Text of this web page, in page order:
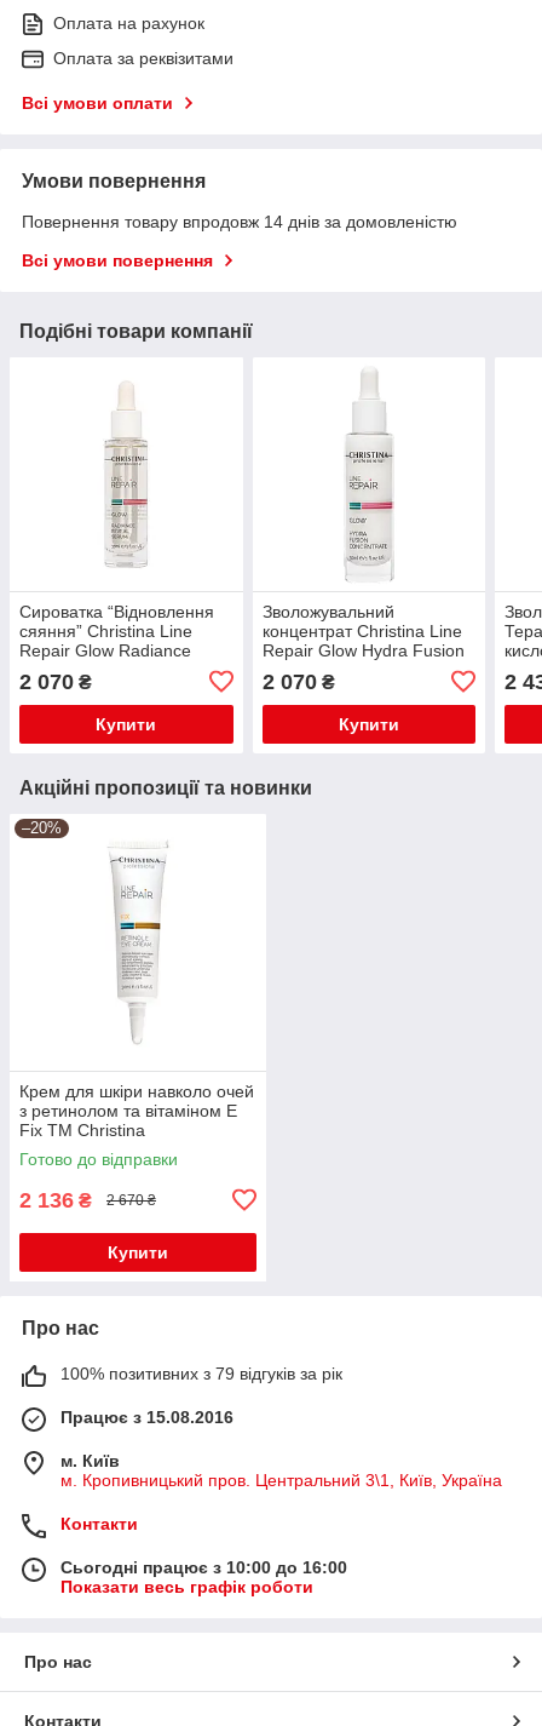
Оплата на рахунок
Оплата за реквізитами
Всі умови оплати
Умови повернення
Повернення товару впродовж 14 днів за домовленістю
Всі умови повернення
Подібні товари компанії
Сироватка “Відновлення
сяяння” Christina Line
Repair Glow Radiance
2 070 ₴
Купити
Зволожувальний
концентрат Christina Line
Repair Glow Hydra Fusion
2 070₴
Купити
2
Акційні пропозиції та новинки
–20%
Крем для шкіри навколо очей
з ретинолом та вітаміном Е
Fix TM Christina
Готово до відправки
2 136 ₴ 2 670 ₴
Купити
Про нас
100% позитивних з 79 відгуків за рік
Працює з 15.08.2016
м. Київ
м. Кропивницький пров. Центральний 3\1, Київ, Україна
Контакти
Сьогодні працює з 10:00 до 16:00
Показати весь графік роботи
Про нас
Контакти